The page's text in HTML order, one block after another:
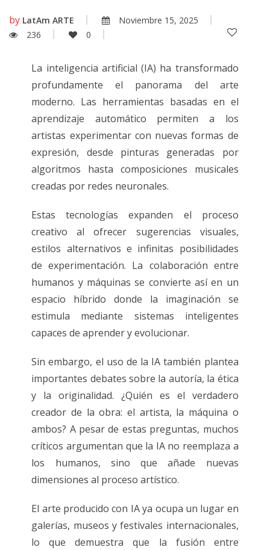
by LatAm ARTE
Noviembre 15, 2025
236
0
La inteligencia artificial (IA) ha transformado
profundamente el panorama del arte
moderno. Las herramientas basadas en el
aprendizaje automático permiten a los
artistas experimentar con nuevas formas de
expresión, desde pinturas generadas por
algoritmos hasta composiciones musicales
creadas por redes neuronales.
Estas tecnologías expanden el proceso
creativo al ofrecer sugerencias visuales,
estilos alternativos e infinitas posibilidades
de experimentación. La colaboración entre
humanos y máquinas se convierte así en un
espacio híbrido donde la imaginación se
estimula mediante sistemas inteligentes
capaces de aprender y evolucionar.
Sin embargo, el uso de la IA también plantea
importantes debates sobre la autoría, la ética
y la originalidad. ¿Quién es el verdadero
creador de la obra: el artista, la máquina o
ambos? A pesar de estas preguntas, muchos
críticos argumentan que la IA no reemplaza a
los humanos, sino que añade nuevas
dimensiones al proceso artístico.
El arte producido con IA ya ocupa un lugar en
galerías, museos y festivales internacionales,
lo que demuestra que la fusión entre